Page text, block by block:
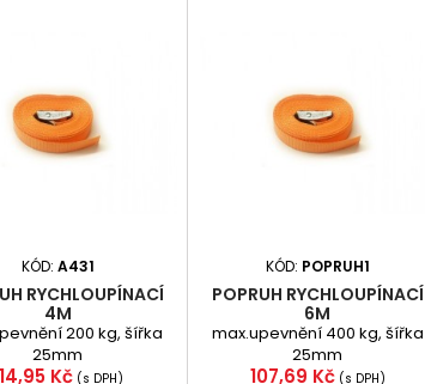
KÓD: A431
RYCHLOUPÍNACÍ
4M
200 kg, šířka
25mm
Kč (s DPH)
KÓD: POPRUH1
POPRUH RYCHLOUPÍNACÍ
6M
max.upevnění 400 kg, šířka
25mm
Cena
107,69 Kč (s DPH)